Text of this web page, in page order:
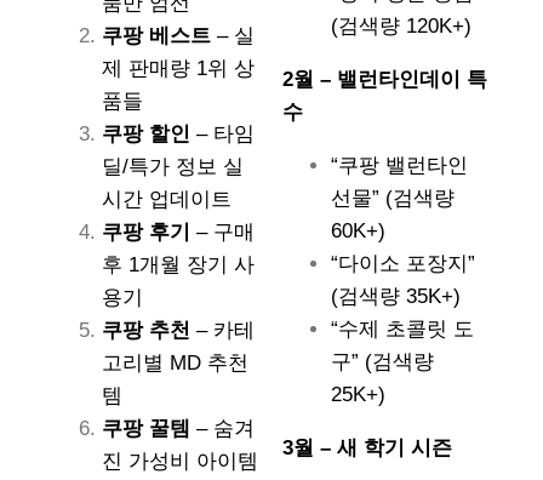
쿠팡 베스트 – 실
제 판매량 1위 상
품들
쿠팡 할인 – 타임
딜/특가 정보 실
시간 업데이트
쿠팡 후기
– 구매
후 1개월 장기 사
용기
쿠팡 추천 – 카테
고리별 MD 추천
템
쿠팡 꿀템 – 숨겨
진 가성비 아이템
(검색량 120K+)
2월 – 밸런타인데이 특
수
“쿠팡 밸런타인
선물” (검색량
60K+)
“다이소 포장지”
(검색량 35K+)
“수제 초콜릿 도
구” (검색량
25K+)
3월 – 새 학기 시즌